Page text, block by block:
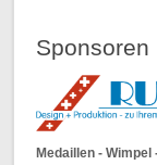
Sponsoren
Medaillen - Wimpel